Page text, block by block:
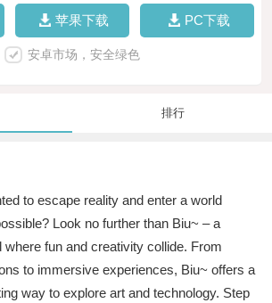
苹果下载 PC下载
安卓市场，安全绿色
排行
to escape reality and enter a world
Look no further than Biu~ – a
where fun and creativity collide. From
to immersive experiences, Biu~ offers a
way to explore art and technology. Step